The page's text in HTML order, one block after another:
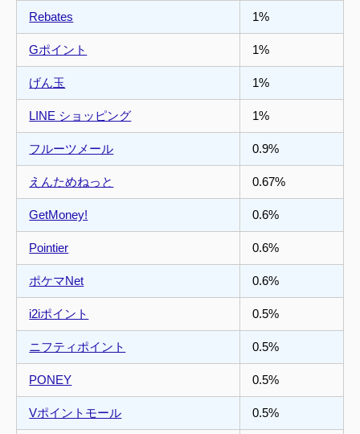
Rebates 1%
Gポイント 1%
げん玉 1%
LINE ショッピング 1%
フルーツメール 0.9%
えんためねっと 0.67%
GetMoney! 0.6%
Pointier 0.6%
ポケマNet 0.6%
i2iポイント 0.5%
ニフティポイント 0.5%
PONEY 0.5%
Vポイントモール 0.5%